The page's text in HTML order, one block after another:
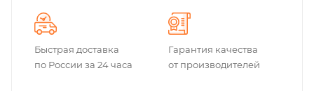
Быстрая доставка
по России за 24 часа
Гарантия качества
от производителей